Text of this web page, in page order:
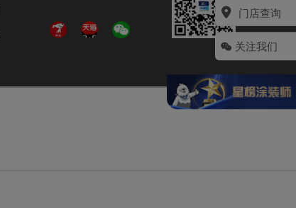
门店查询
关注我们